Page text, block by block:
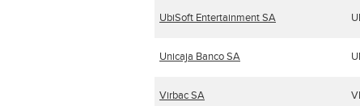
UbiSoft Entertainment SA
Unicaja Banco SA
Virbac SA